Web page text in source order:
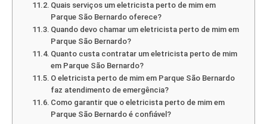
Quais serviços um eletricista perto de mim em
Parque São Bernardo oferece?
Quando devo chamar um eletricista perto de mim em
Parque São Bernardo?
Quanto custa contratar um eletricista perto de mim
em Parque São Bernardo?
O eletricista perto de mim em Parque São Bernardo
faz atendimento de emergência?
Como garantir que o eletricista perto de mim em
Parque São Bernardo é confiável?